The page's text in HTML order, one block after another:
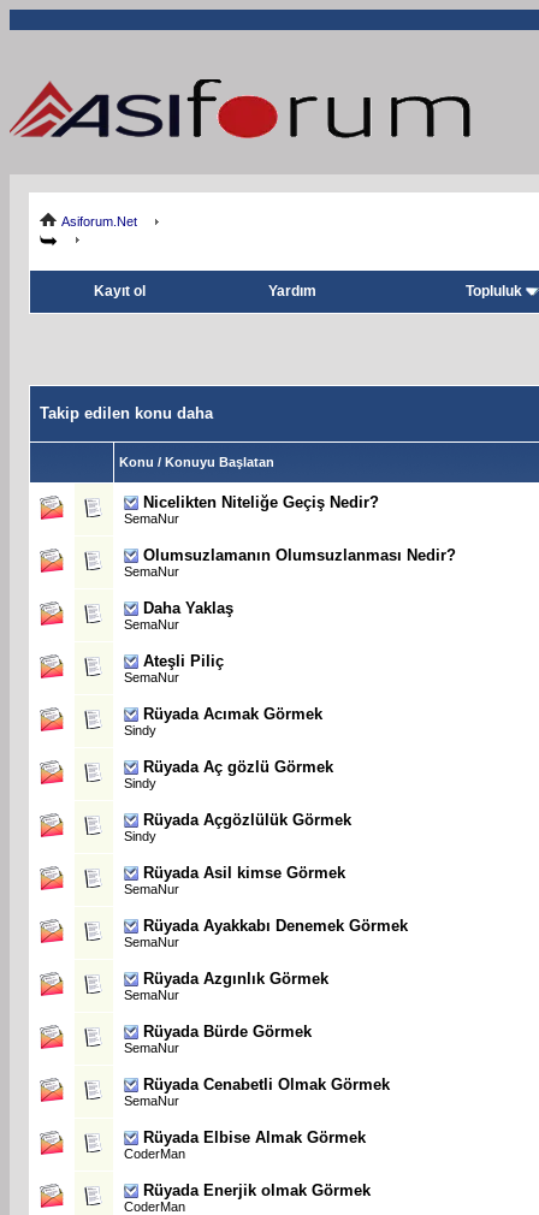
Asiforum.Net
Kayıt ol Yardım Topluluk
Takip edilen konu daha
Konu / Konuyu Başlatan
Nicelikten Niteliğe Geçiş Nedir?
SemaNur
Olumsuzlamanın Olumsuzlanması Nedir?
SemaNur
Daha Yaklaş
SemaNur
Ateşli Piliç
SemaNur
Rüyada Acımak Görmek
Sindy
Rüyada Aç gözlü Görmek
Sindy
Rüyada Açgözlülük Görmek
Sindy
Rüyada Asil kimse Görmek
SemaNur
Rüyada Ayakkabı Denemek Görmek
SemaNur
Rüyada Azgınlık Görmek
SemaNur
Rüyada Bürde Görmek
SemaNur
Rüyada Cenabetli Olmak Görmek
SemaNur
Rüyada Elbise Almak Görmek
CoderMan
Rüyada Enerjik olmak Görmek
CoderMan